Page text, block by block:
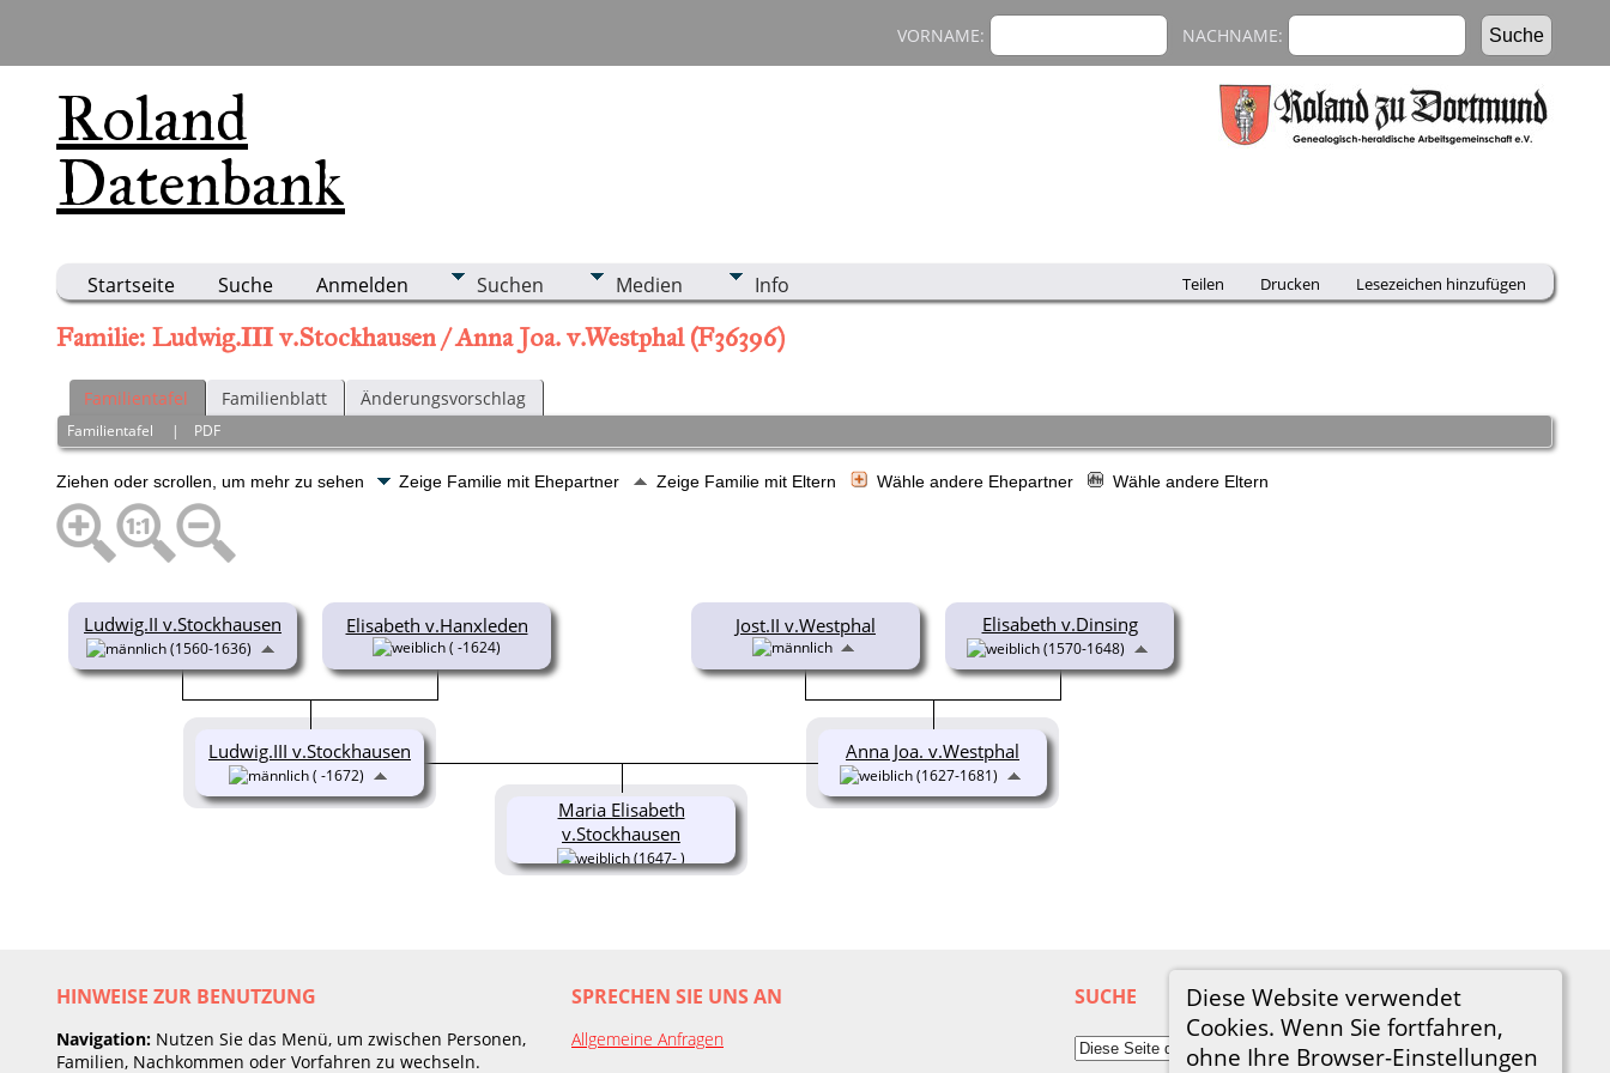
Roland
Datenbank
VORNAME: NACHNAME:
Startseite Suche Anmelden Suchen Medien Info Teilen Drucken Lesezeichen hinzufügen
Diese Website verwendet
Cookies. Wenn Sie fortfahren,
ohne Ihre Browser-Einstellungen
Familie: Ludwig.III v.Stockhausen / Anna Joa. v.Westphal (F36396)
Familientafel Familienblatt Änderungsvorschlag
Familientafel | PDF
Ziehen oder scrollen, um mehr zu sehen Zeige Familie mit Ehepartner Zeige Familie mit Eltern Wähle andere Ehepartner Wähle andere Eltern
Ludwig.II v.Stockhausen
(1560-1636)
Elisabeth v.Hanxleden
( -1624)
Jost.II v.Westphal Elisabeth v.Dinsing
(1570-1648)
Ludwig.III v.Stockhausen
( -1672)
Anna Joa. v.Westphal
(1627-1681)
Maria Elisabeth
v.Stockhausen
(1647- )
HINWEISE ZUR BENUTZUNG
Navigation: Nutzen Sie das Menü, um zwischen Personen,
Familien, Nachkommen oder Vorfahren zu wechseln.
SPRECHEN SIE UNS AN
Allgemeine Anfragen
SUCHE